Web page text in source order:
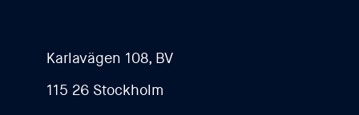
Karlavägen 108, BV
115 26 Stockholm